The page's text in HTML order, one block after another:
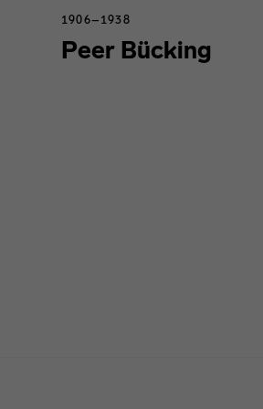
Peer Bücking
1906–1938